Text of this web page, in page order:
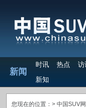
新闻
时讯 热点
访
新知
您现在的位置：> 中国SUV网